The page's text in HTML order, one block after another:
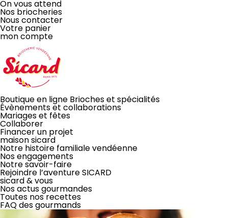
On vous attend
Nos briocheries
Nous contacter
Votre panier
mon compte
Boutique en ligne Brioches et spécialités
Évènementset collaborations
Mariages et fêtes
Collaborer
Financer un projet
maison sicard
Notre histoire familiale vendéenne
Nos engagements
Notre savoir-faire
Rejoindre l’aventure SICARD
sicard & vous
Nos actus gourmandes
Toutes nos recettes
FAQ des gourmands
LA BRIOCHE
À PARTAGER
ou pas!
JE COMMANDE EN LIGNE
Disponible aussi dans toutes nos briocheries